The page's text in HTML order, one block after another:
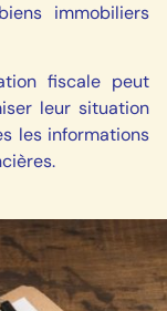
immobiliers
fiscale peut
leur situation
les informations